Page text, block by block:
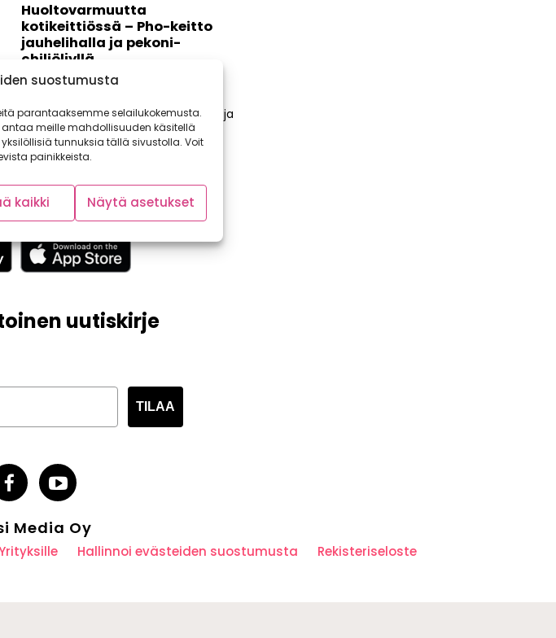
suostumusta
parantaaksemme selailukokemusta.
meille mahdollisuuden käsitellä
tunnuksia tällä sivustolla. Voit
painikkeista.
kaikki Näytä asetukset
Huoltovarmuutta
kotikeittiössä – Pho-keitto
jauhelihalla ja pekoni-
chiliöljyllä
Poikkeuksellinen vuosi näkyy
vihanneslokerot pursuavat kasviksia ja
suomalaisen lihan suosio on...
uutiskirje
TILAA
Media Oy
Hallinnoi evästeiden suostumusta Rekisteriseloste